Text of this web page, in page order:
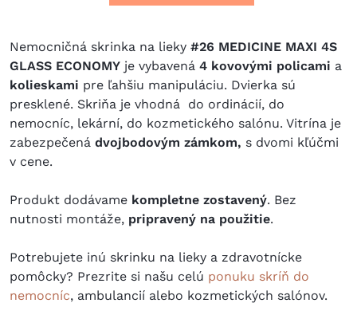
Nemocničná skrinka na lieky #26 MEDICINE MAXI 4S
GLASS ECONOMY je vybavená 4 kovovými policami a
kolieskami pre ľahšiu manipuláciu. Dvierka sú
presklené. Skriňa je vhodná do ordinácií, do
nemocníc, lekární, do kozmetického salónu. Vitrína je
zabezpečená dvojbodovým zámkom, s dvomi kľúčmi
v cene.
Produkt dodávame kompletne zostavený. Bez
nutnosti montáže, pripravený na použitie.
Potrebujete inú skrinku na lieky a zdravotnícke
pomôcky? Prezrite si našu celú ponuku skríň do
nemocníc, ambulancií alebo kozmetických salónov.